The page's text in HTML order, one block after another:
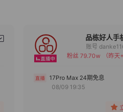
品栋好人手
备注
分组
账号
粉丝 79.70w
（昨天
17Pro Max 24期免息
08/09 19:35